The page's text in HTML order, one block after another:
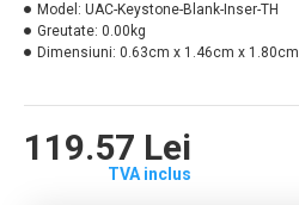
119.57 Lei
TVA inclus
Model: UAC-Keystone-Blank-Inser-TH
Greutate: 0.00kg
Dimensiuni: 0.63cm x 1.46cm x 1.80cm